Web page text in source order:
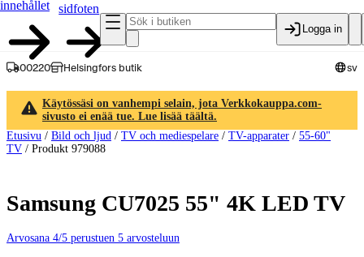
innehållet
sidfoten
Logga in
00220 Helsingfors butik sv
Käytössäsi on vanhempi selain, jota Verkkokauppa.com-
sivusto ei enää tue. Lue lisää täältä.
Etusivu / Bild och ljud / TV och mediespelare / TV-apparater / 55-60"
TV / Produkt 979088
Samsung CU7025 55" 4K LED TV
Arvosana 4/5 perustuen 5 arvosteluun